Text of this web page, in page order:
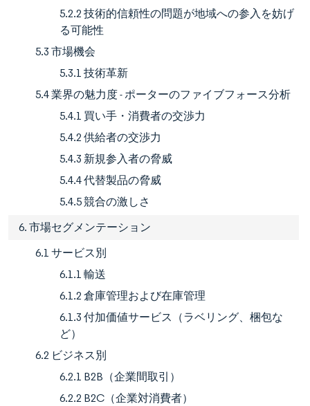
5.2.2 技術的信頼性の問題が地域への参入を妨げ
る可能性
5.3 市場機会
5.3.1 技術革新
5.4 業界の魅力度 - ポーターのファイブフォース分析
5.4.1 買い手・消費者の交渉力
5.4.2 供給者の交渉力
5.4.3 新規参入者の脅威
5.4.4 代替製品の脅威
5.4.5 競合の激しさ
6. 市場セグメンテーション
6.1 サービス別
6.1.1 輸送
6.1.2 倉庫管理および在庫管理
6.1.3 付加価値サービス（ラベリング、梱包な
ど）
6.2 ビジネス別
6.2.1 B2B（企業間取引）
6.2.2 B2C（企業対消費者）